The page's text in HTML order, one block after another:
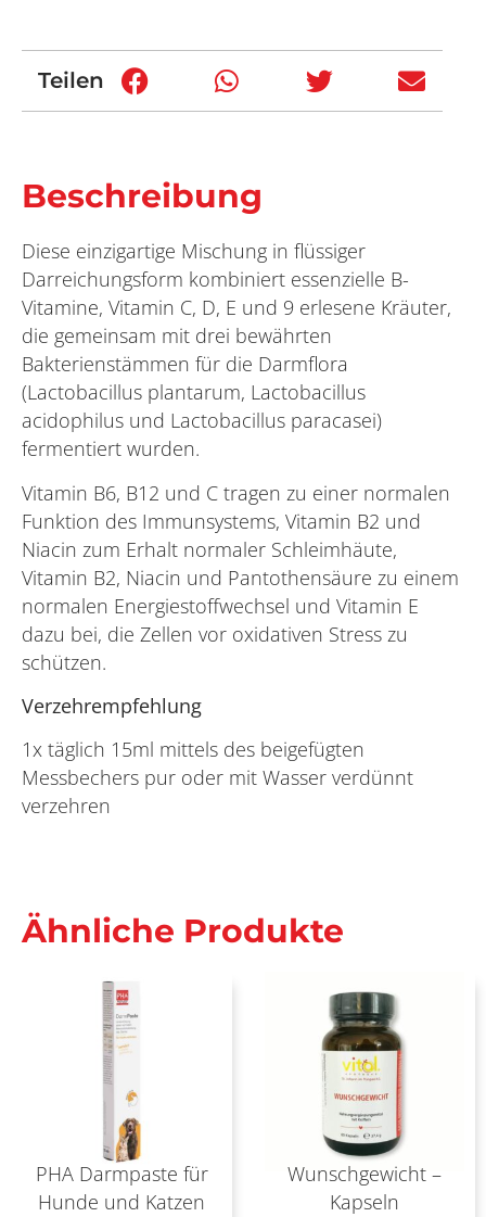
Teilen
Beschreibung
Diese einzigartige Mischung in flüssiger
Darreichungsform kombiniert essenzielle B-
Vitamine, Vitamin C, D, E und 9 erlesene Kräuter,
die gemeinsam mit drei bewährten
Bakterienstämmen für die Darmflora
(Lactobacillus plantarum, Lactobacillus
acidophilus und Lactobacillus paracasei)
fermentiert wurden.
Vitamin B6, B12 und C tragen zu einer normalen
Funktion des Immunsystems, Vitamin B2 und
Niacin zum Erhalt normaler Schleimhäute,
Vitamin B2, Niacin und Pantothensäure zu einem
normalen Energiestoffwechsel und Vitamin E
dazu bei, die Zellen vor oxidativen Stress zu
schützen.
Verzehrempfehlung
1x täglich 15ml mittels des beigefügten
Messbechers pur oder mit Wasser verdünnt
verzehren
Ähnliche Produkte
PHA Darmpaste für
Hunde und Katzen
Wunschgewicht –
Kapseln